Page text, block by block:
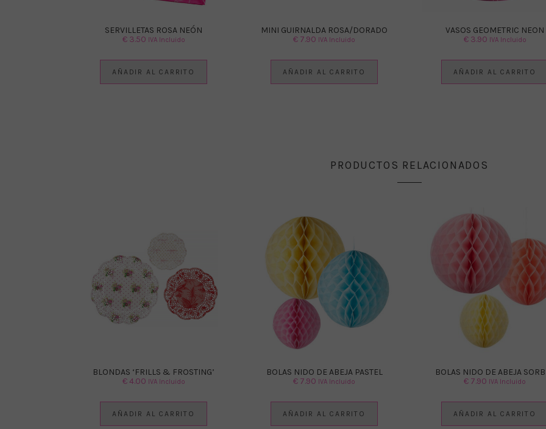
SERVILLETAS ROSA NEÓN
€3.50 IVA Incluido
AÑADIR AL CARRITO
MINI GUIRNALDA ROSA/DORADO
€ 7.90 IVA Incluido
AÑADIR AL CARRITO
VASOS GEOMETRIC NEON
€3.90 IVA Incluido
AÑADIR AL CARRITO
PRODUCTOS RELACIONADOS
BLONDAS ‘FRILLS & FROSTING’
€4.00 IVA Incluido
AÑADIR AL CARRITO
BOLAS NIDO DE ABEJA PASTEL
€ 7.90 IVA Incluido
AÑADIR AL CARRITO
BOLAS NIDO DE ABEJA
€ 7.90 IVA Incluido
AÑADIR AL CARRITO